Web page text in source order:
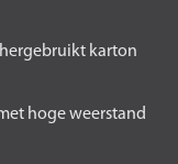
karton
hoge weerstand